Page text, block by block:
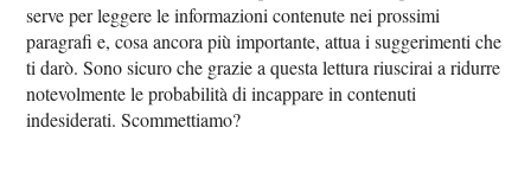
serve per leggere le informazioni contenute nei prossimi
paragrafi e, cosa ancora più importante, attua i suggerimenti che
ti darò. Sono sicuro che grazie a questa lettura riuscirai a ridurre
notevolmente le probabilità di incappare in contenuti
indesiderati. Scommettiamo?